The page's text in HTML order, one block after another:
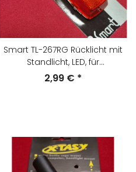
Smart TL-267RG Rücklicht mit
Standlicht, LED, für
Schutzblechmontage, NEU
2,99 € *